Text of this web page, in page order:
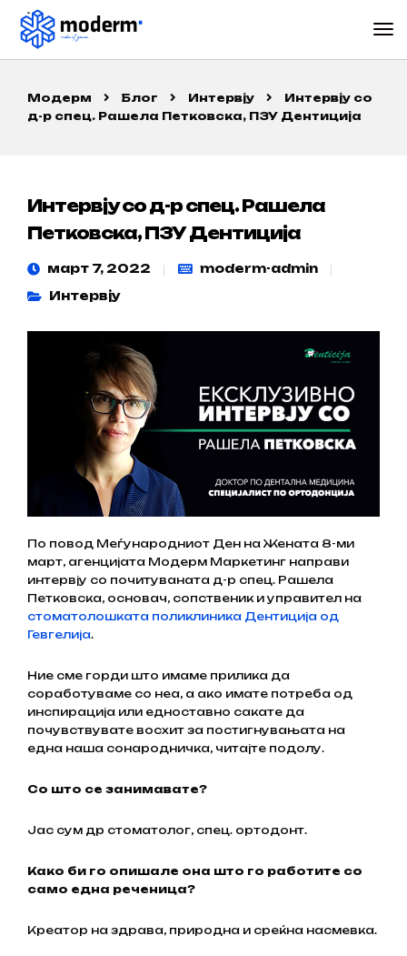
Модерм Блог Интервју
Интервју со
д-р спец. Рашела Петковска, ПЗУ Дентиција
Интервју со д-р спец. Рашела
Петковска, ПЗУ Дентиција
март 7, 2022
moderm-admin
Интервју
По повод Меѓународниот Ден на Жената 8-ми
март, агенцијата Модерм Маркетинг направи
интервју со почитуваната д-р спец. Рашела
Петковска, основач, сопственик и управител на
стоматолошката поликлиника Дентиција од
Гевгелија.
Ние сме горди што имаме прилика да
соработуваме со неа, а ако имате потреба од
инспирација или едноставно сакате да
почувствувате восхит за постигнувањата на
една наша сонародничка, читајте подолу.
Со што се занимавате?
Јас сум др стоматолог, спец. ортодонт.
Како би го опишале она што го работите со
само една реченица?
Креатор на здрава, природна и среќна насмевка.